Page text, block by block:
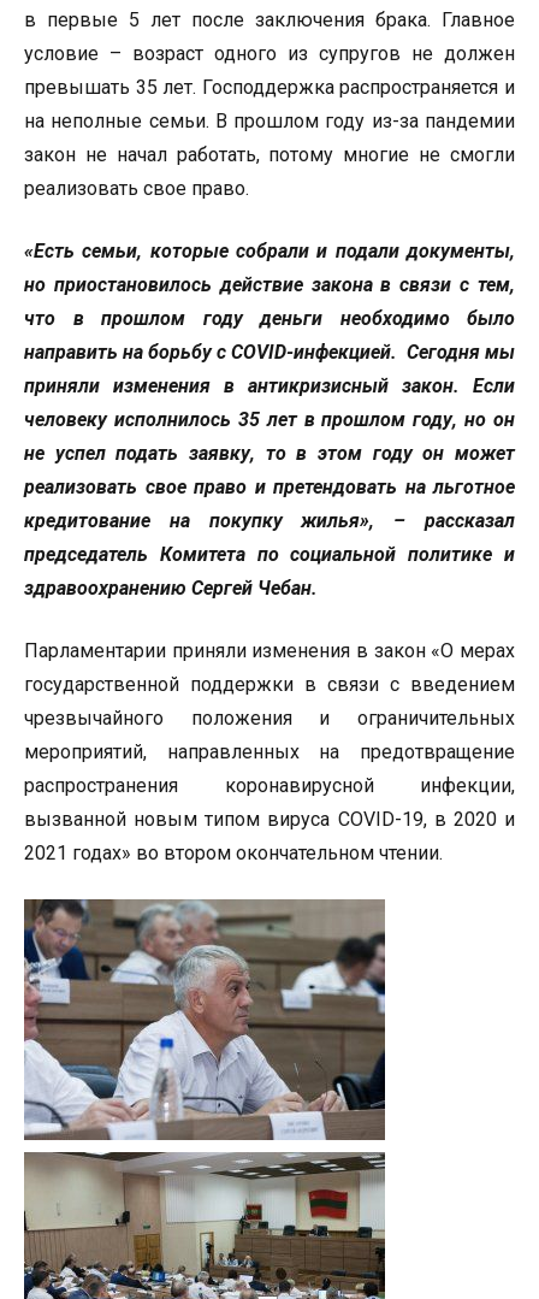
в первые 5 лет после заключения брака. Главное
условие – возраст одного из супругов не должен
превышать 35 лет. Господдержка распространяется и
на неполные семьи. В прошлом году из-за пандемии
закон не начал работать, потому многие не смогли
реализовать свое право.
«Есть семьи, которые собрали и подали документы,
но приостановилось действие закона в связи с тем,
что в прошлом году деньги необходимо было
направить на борьбу с COVID-инфекцией. Сегодня мы
приняли изменения в антикризисный закон. Если
человеку исполнилось 35 лет в прошлом году, но он
не успел подать заявку, то в этом году он может
реализовать свое право и претендовать на льготное
кредитование на покупку жилья», – рассказал
председатель Комитета по социальной политике и
здравоохранению Сергей Чебан.
Парламентарии приняли изменения в закон «О мерах
государственной поддержки в связи с введением
чрезвычайного положения и ограничительных
мероприятий, направленных на предотвращение
распространения коронавирусной инфекции,
вызванной новым типом вируса COVID-19, в 2020 и
2021 годах» во втором окончательном чтении.